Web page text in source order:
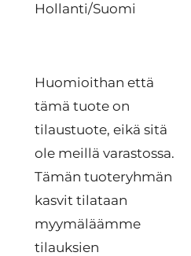
Hollanti/Suomi
Huomioithan että
tämä tuote on
tilaustuote, eikä sitä
ole meillä varastossa.
Tämän tuoteryhmän
kasvit tilataan
myymäläämme
tilauksien